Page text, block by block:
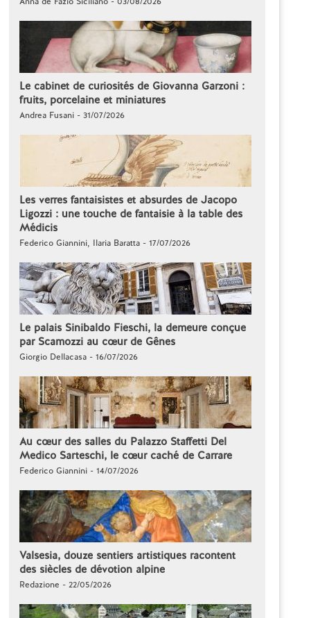
Le cabinet de curiosités de Giovanna Garzoni :
fruits, porcelaine et miniatures
Andrea Fusani - 31/07/2026
Les verres fantaisistes et absurdes de Jacopo
Ligozzi : une touche de fantaisie à la table des
Médicis
Federico Giannini, Ilaria Baratta - 17/07/2026
Le palais Sinibaldo Fieschi, la demeure conçue
par Scamozzi au cœur de Gênes
Giorgio Dellacasa - 16/07/2026
Au cœur des salles du Palazzo Staffetti Del
Medico Sarteschi, le cœur caché de Carrare
Federico Giannini - 14/07/2026
Valsesia, douze sentiers artistiques racontent
des siècles de dévotion alpine
Redazione - 22/05/2026